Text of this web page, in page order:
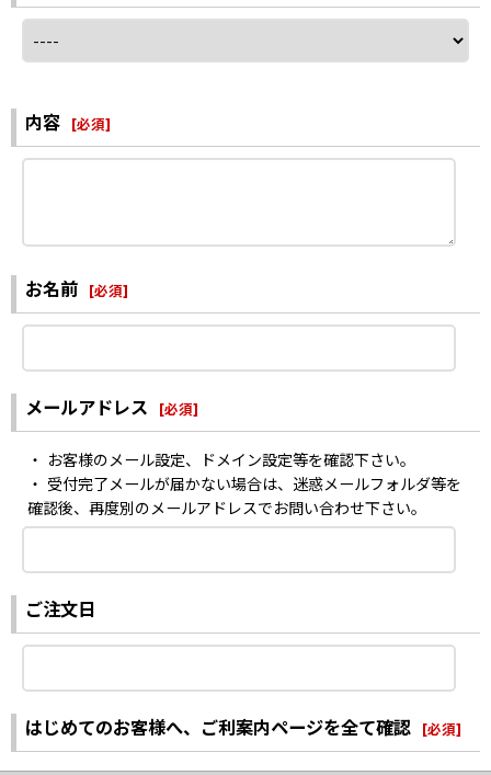
内容 [必須]
お名前 [必須]
メールアドレス [必須]
・ お客様のメール設定、ドメイン設定等を確認下さい。
・ 受付完了メールが届かない場合は、迷惑メールフォルダ等を
確認後、再度別のメールアドレスでお問い合わせ下さい。
ご注文日
はじめてのお客様へ、ご利案内ページを全て確認 [必須]